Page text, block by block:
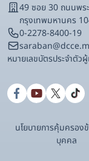
49 ซอย 30 ถนนพร
กรุงเทพมหานคร
0-2278-8400-19
หมายเลขบัตรประจําตั
นโยบายการคุ้มครอง
บุคคล